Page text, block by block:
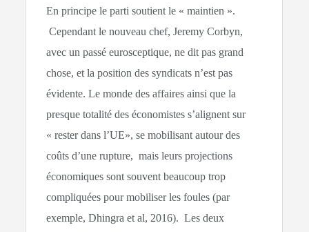
En principe le parti soutient le « maintien ».
Cependant le nouveau chef, Jeremy Corbyn,
avec un passé eurosceptique, ne dit pas grand
chose, et la position des syndicats n’est pas
évidente. Le monde des affaires ainsi que la
presque totalité des économistes s’alignent sur
« rester dans l’UE», se mobilisant autour des
coûts d’une rupture, mais leurs projections
économiques sont souvent beaucoup trop
compliquées pour mobiliser les foules (par
exemple, Dhingra et al, 2016). Les deux